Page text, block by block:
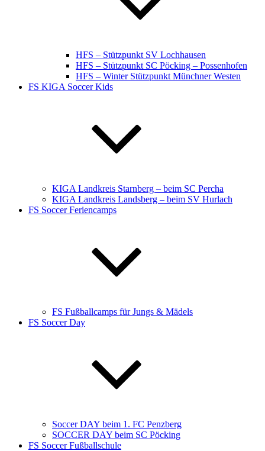
HFS – Stützpunkt SV Lochhausen
HFS – Stützpunkt SC Pöcking – Possenhofen
HFS – Winter Stützpunkt Münchner Westen
FS KIGA Soccer Kids
KIGA Landkreis Starnberg – beim SC Percha
KIGA Landkreis Landsberg – beim SV Hurlach
FS Soccer Feriencamps
FS Fußballcamps für Jungs & Mädels
FS Soccer Day
Soccer DAY beim 1. FC Penzberg
SOCCER DAY beim SC Pöcking
FS Soccer Fußballschule